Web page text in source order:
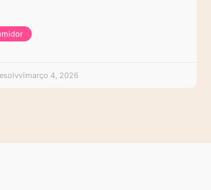
março 4, 2026